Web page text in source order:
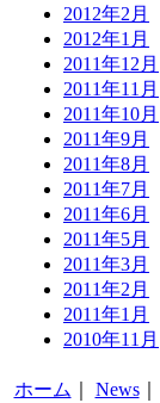
2012年2月
2012年1月
2011年12月
2011年11月
2011年10月
2011年9月
2011年8月
2011年7月
2011年6月
2011年5月
2011年3月
2011年2月
2011年1月
2010年11月
ホーム News｜